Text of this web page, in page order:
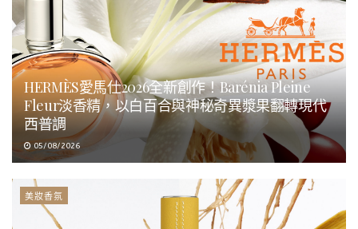
HERMÈS愛馬仕2026全新創作！Barénia Pleine
Fleur淡香精，以白百合與神秘奇異漿果翻轉現代
西普調
05/08/2026
美妝香氛